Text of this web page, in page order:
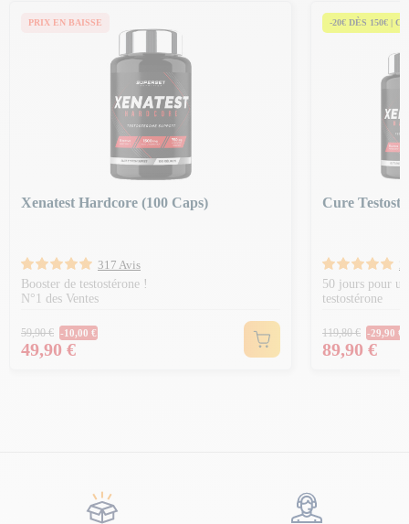
PRIX EN BAISSE
Xenatest Hardcore (100 Caps)
317 Avis
Booster de testostérone !
N°1 des Ventes
Prix Normal
59,90 € -10,00 €
Prix
49,90 €
-20€ DÈS 150€ |
Cure
50 jours pour
testostérone
Prix
119,80 € -29,90 €
Prix
89,90 €